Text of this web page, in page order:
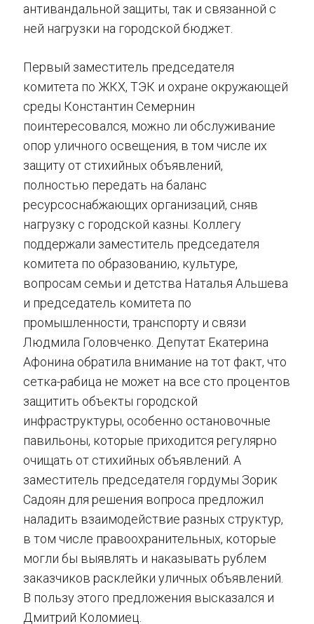
антивандальной защиты, так и связанной с
ней нагрузки на городской бюджет.
Первый заместитель председателя
комитета по ЖКХ, ТЭК и охране окружающей
среды Константин Семернин
поинтересовался, можно ли обслуживание
опор уличного освещения, в том числе их
защиту от стихийных объявлений,
полностью передать на баланс
ресурсоснабжающих организаций, сняв
нагрузку с городской казны. Коллегу
поддержали заместитель председателя
комитета по образованию, культуре,
вопросам семьи и детства Наталья Альшева
и председатель комитета по
промышленности, транспорту и связи
Людмила Головченко. Депутат Екатерина
Афонина обратила внимание на тот факт, что
сетка-рабица не может на все сто процентов
защитить объекты городской
инфраструктуры, особенно остановочные
павильоны, которые приходится регулярно
очищать от стихийных объявлений. А
заместитель председателя гордумы Зорик
Садоян для решения вопроса предложил
наладить взаимодействие разных структур,
в том числе правоохранительных, которые
могли бы выявлять и наказывать рублем
заказчиков расклейки уличных объявлений.
В пользу этого предложения высказался и
Дмитрий Коломиец.